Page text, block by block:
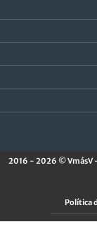
2016 - 2026 © VmásV -
Política